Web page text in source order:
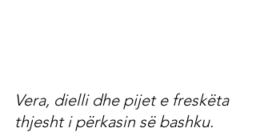
Vera, dielli dhe pijet e freskëta
thjesht i përkasin së bashku.